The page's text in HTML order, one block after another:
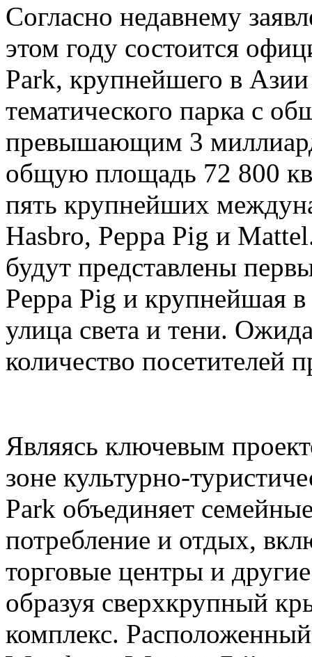
Согласно недавнему
этом году состоится
Park, крупнейшего в Азии
тематического парка с
превышающим 3
общую площадь 72 800
пять крупнейших
Hasbro, Peppa Pig и
будут представлены
Peppa Pig и крупнейшая
улица света и тени.
количество посетителей
Являясь ключевым
зоне культурно-
Park объединяет
потребление и отдых,
торговые центры и
образуя сверхкрупный
комплекс.